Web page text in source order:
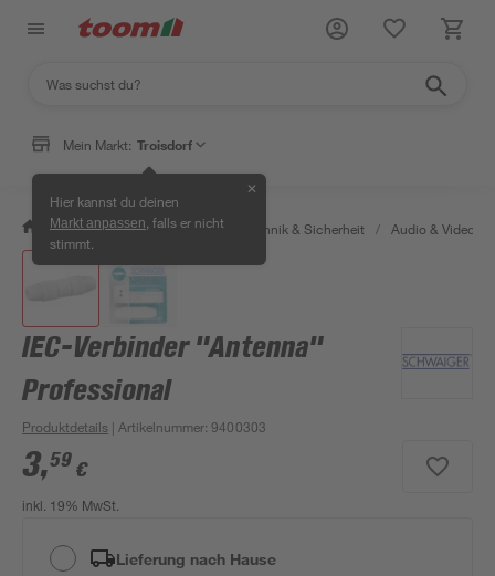
Mein Markt: Troisdorf
Hier kannst du deinen
Markt anpassen , falls er nicht
stimmt.
✕
/ Bauen & Renovieren / Haustechnik & Sicherheit / Audio & Video
IEC-Verbinder "Antenna"
Professional
Produktdetails | Artikelnummer:9400303
3,59 €
inkl. 19% MwSt.
Lieferung nach Hause